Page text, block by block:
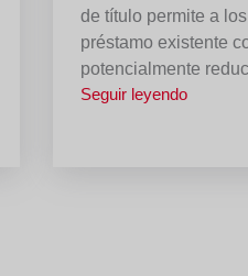
de título permite a
préstamo existente
potencialmente
Seguir leyendo